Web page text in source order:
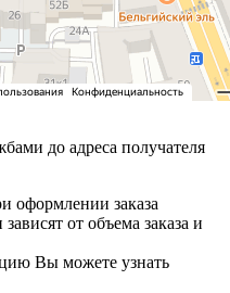
до адреса получателя
оформлении заказа
от объема заказа и
Вы можете узнать